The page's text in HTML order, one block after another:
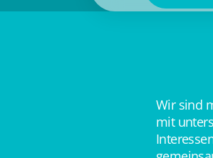
Wir sind
mit